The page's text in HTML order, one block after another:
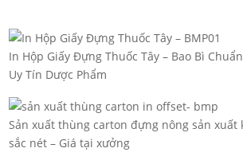
In Hộp Giấy Đựng Thuốc Tây – Bao Bì
Uy Tín Dược Phẩm
Sản xuất thùng carton đựng nông sản
sắc nét – Giá tại xưởng